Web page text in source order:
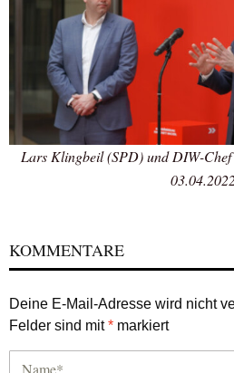
Lars Klingbeil (SPD) und DIW-
KOMMENTARE
Deine E-Mail-Adresse wird nicht
Felder sind mit* markiert